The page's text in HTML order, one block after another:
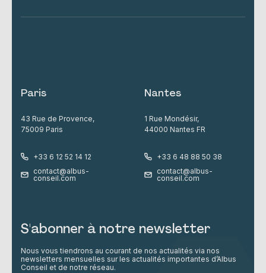
Paris
43 Rue de Provence,
75009 Paris
+33 6 12 52 14 12
contact@albus-
conseil.com
Nantes
1 Rue Mondésir,
44000 Nantes FR
+33 6 48 88 50 38
contact@albus-
conseil.com
S'abonner à notre newsletter
Nous vous tiendrons au courant de nos actualités via nos
newsletters mensuelles sur les actualités importantes d’Albus
Conseil et de notre réseau.